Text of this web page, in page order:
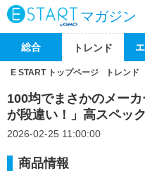
マガジン
総合 トレンド
E START トップページ トレンド
100均でまさかのメー
が段違い！」高スペッ
2026-02-25 11:00:00
商品情報